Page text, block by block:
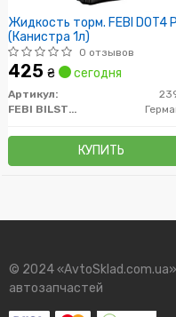
Жидкость торм. FEBI DOT4
(Канистра 1л)
0 отзывов
425 ₴ сегодня
Артикул:
FEBI BILSTEIN
КУПИТЬ
© 2024
автозапчастей